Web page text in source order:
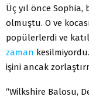
Üç yıl önce
olmuştu. O ve
popülerlerdi ve
zaman
işini ancak
“Wilkshire Balosu,